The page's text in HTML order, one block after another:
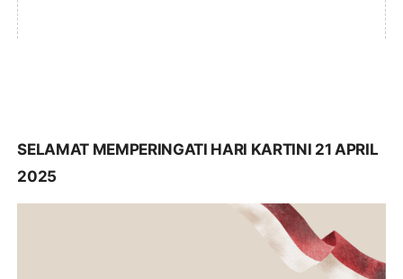
SELAMAT MEMPERINGATI HARI KARTINI 21 APRIL
2025